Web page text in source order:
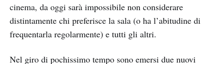
cinema, da oggi sarà impossibile non considerare
distintamente chi preferisce la sala (o ha l’abitudine di
frequentarla regolarmente) e tutti gli altri.
Nel giro di pochissimo tempo sono emersi due nuovi